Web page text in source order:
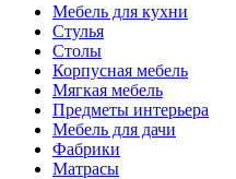
Мебель для кухни
Стулья
Столы
Корпусная мебель
Мягкая мебель
Предметы интерьера
Мебель для дачи
Фабрики
Матраcы